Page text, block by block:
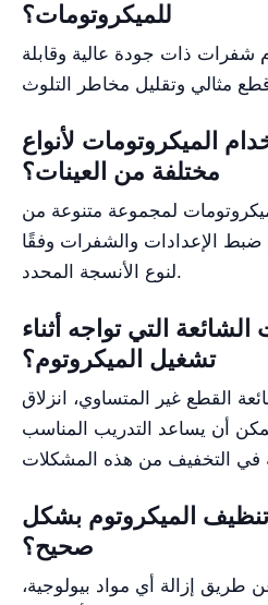
للميكروتومات؟
شفرات ذات جودة عالية وقابلة
الميكروتومات لأنواع
مختلفة من العينات؟
لمجموعة متنوعة من
ضبط الإعدادات والشفرات وفقًا
لنوع الأنسجة المحدد.
التي تواجه أثناء
تشغيل الميكروتوم؟
القطع غير المتساوي، انزلاق
يمكن أن يساعد التدريب المناسب
الميكروتوم بشكل
صحيح؟
طريق إزالة أي مواد بيولوجية،